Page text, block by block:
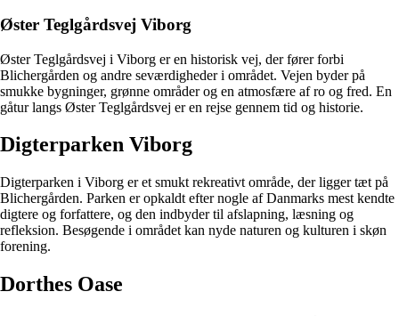
Øster Teglgårdsvej Viborg
Øster Teglgårdsvej i Viborg er en historisk vej, der fører forbi
Blichergården og andre seværdigheder i området. Vejen byder på
smukke bygninger, grønne områder og en atmosfære af ro og fred. En
gåtur langs Øster Teglgårdsvej er en rejse gennem tid og historie.
Digterparken Viborg
Digterparken i Viborg er et smukt rekreativt område, der ligger tæt på
Blichergården. Parken er opkaldt efter nogle af Danmarks mest kendte
digtere og forfattere, og den indbyder til afslapning, læsning og
refleksion. Besøgende i området kan nyde naturen og kulturen i skøn
forening.
Dorthes Oase